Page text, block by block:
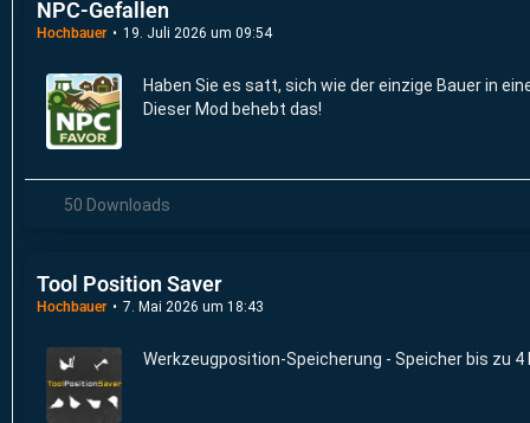
NPC-Gefallen
Hochbauer 19. Juli 2026 um 09:54
Haben Sie es satt, sich wie der einzige Bauer in
Dieser Mod behebt das!
50 Downloads
Tool Position Saver
Hochbauer 7. Mai 2026 um 18:43
Werkzeugposition-Speicherung - Speicher bis zu 4